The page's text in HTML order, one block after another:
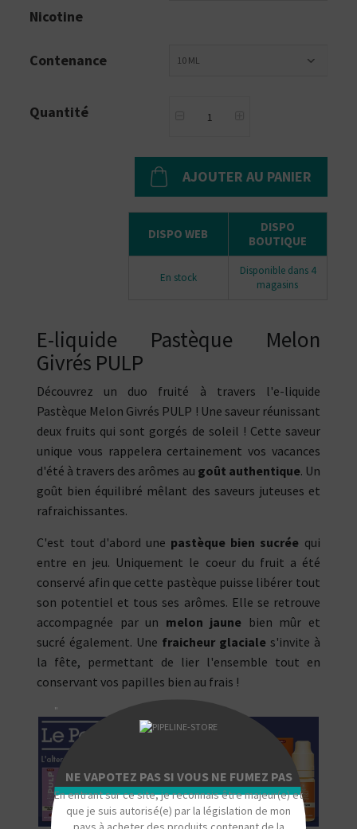
Nicotine
Contenance 10 ML
Quantité
AJOUTER AU PANIER
DISPO WEB
DISPO
BOUTIQUE
En stock
Disponible dans 4
magasins
E-liquide Pastèque Melon
Givrés PULP
Découvrez un duo fruité à travers l'e-liquide
Pastèque Melon Givrés PULP ! Une saveur réunissant
deux fruits qui sont gorgés de soleil ! Cette saveur
unique vous rappelera certainement vos vacances
d'été à travers des arômes au goût authentique. Un
goût bien équilibré mêlant des saveurs juteuses et
rafraichissantes.
C'est tout d'abord une pastèque bien sucrée qui
entre en jeu. Uniquement le coeur du fruit a été
conservé afin que cette pastèque puisse libérer tout
son potentiel et tous ses arômes. Elle se retrouve
accompagnée par un melon jaune bien mûr et
sucré également. Une fraicheur glaciales'invite à
la fête, permettant de lier l'ensemble tout en
conservant vos papilles bien au frais !
"
NE VAPOTEZ PAS SI VOUS NE FUMEZ PAS
En entrant sur ce site, je reconnais être majeur(e) et
que je suis autorisé(e) par la législation de mon